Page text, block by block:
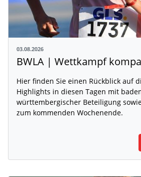
03.08.2026
BWLA | Wettkampf
Hier finden Sie einen Rückblick auf
Highlights in diesen Tagen mit
württembergischer Beteiligung
zum kommenden Wochenende.